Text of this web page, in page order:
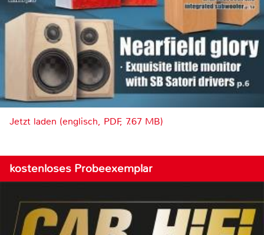
Jetzt laden (englisch, PDF, 7.67 MB)
kostenloses Probeexemplar